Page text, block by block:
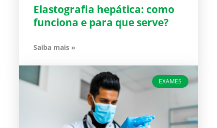
Elastografia hepática: como
funciona e para que serve?
Saiba mais »
EXAMES